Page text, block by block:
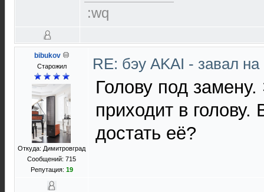
:wq
bibukov
Старожил
Откуда: Димитровград
Сообщений: 715
Репутация: 19
RE: бэу AKAI - завал
Голову под
приходит в голову.
достать её?